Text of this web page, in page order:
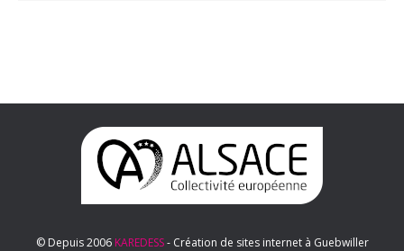
© Depuis 2006KAREDESS- Création de sites internet à Guebwiller